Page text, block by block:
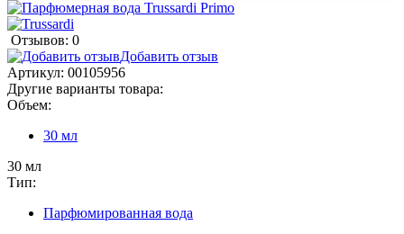
Отзывов: 0
Добавить отзыв
Артикул: 00105956
Другие варианты товара:
Объем:
30 мл
30 мл
Тип:
Парфюмированная вода